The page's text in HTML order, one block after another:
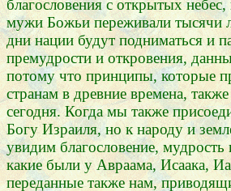
благословения с открытых
мужи Божьи переживали тысячи
дни нации будут подниматься и
премудрости и откровения,
потому что принципы, которые
странам в древние времена,
сегодня. Когда мы также
Богу Израиля, но к народу и
увидим благословение, мудрость
какие были у Авраама, Исаака,
переданные также нам,